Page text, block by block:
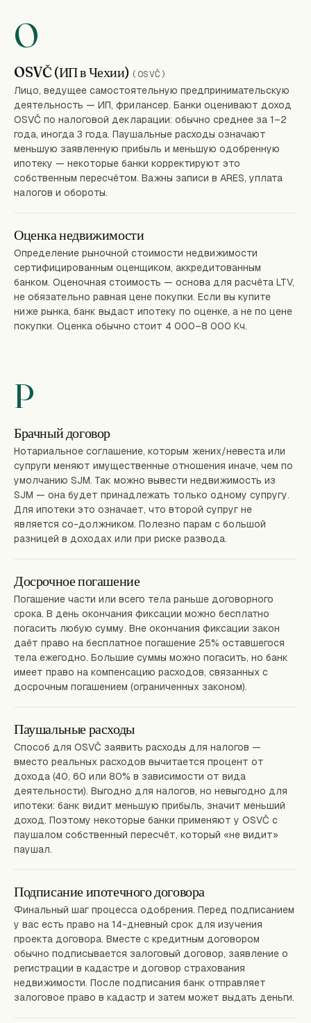
O
OSVČ (ИП в Чехии) (OSVČ)
Лицо, ведущее самостоятельную предпринимательскую
деятельность — ИП, фрилансер. Банки оценивают доход
OSVČ по налоговой декларации: обычно среднее за 1–2
года, иногда 3 года. Паушальные расходы означают
меньшую заявленную прибыль и меньшую одобренную
ипотеку — некоторые банки корректируют это
собственным пересчётом. Важны записи в ARES, уплата
налогов и обороты.
Оценка недвижимости
Определение рыночной стоимости недвижимости
сертифицированным оценщиком, аккредитованным
банком. Оценочная стоимость — основа для расчёта LTV,
не обязательно равная цене покупки. Если вы купите
ниже рынка, банк выдаст ипотеку по оценке, а не по цене
покупки. Оценка обычно стоит 4 000–8 000 Кч.
P
Брачный договор
Нотариальное соглашение, которым жених/невеста или
супруги меняют имущественные отношения иначе, чем по
умолчанию SJM. Так можно вывести недвижимость из
SJM — она будет принадлежать только одному супругу.
Для ипотеки это означает, что второй супруг не
является со-должником. Полезно парам с большой
разницей в доходах или при риске развода.
Досрочное погашение
Погашение части или всего тела раньше договорного
срока. В день окончания фиксации можно бесплатно
погасить любую сумму. Вне окончания фиксации закон
даёт право на бесплатное погашение 25% оставшегося
тела ежегодно. Большие суммы можно погасить, но банк
имеет право на компенсацию расходов, связанных с
досрочным погашением (ограниченных законом).
Паушальные расходы
Способ для OSVČ заявить расходы для налогов —
вместо реальных расходов вычитается процент от
дохода (40, 60 или 80% в зависимости от вида
деятельности). Выгодно для налогов, но невыгодно для
ипотеки: банк видит меньшую прибыль, значит меньший
доход. Поэтому некоторые банки применяют у OSVČ с
паушалом собственный пересчёт, который «не видит»
паушал.
Подписание ипотечного договора
Финальный шаг процесса одобрения. Перед подписанием
у вас есть право на 14-дневный срок для изучения
проекта договора. Вместе с кредитным договором
обычно подписывается залоговый договор, заявление о
регистрации в кадастре и договор страхования
недвижимости. После подписания банк отправляет
залоговое право в кадастр и затем может выдать деньги.